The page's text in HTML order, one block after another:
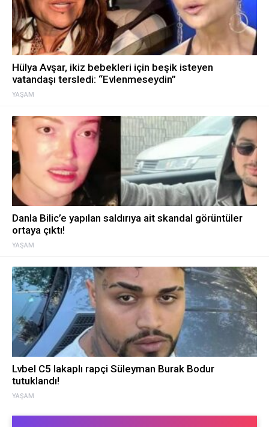
YAŞAM
Hülya Avşar, ikiz bebekleri için beşik isteyen
vatandaşı tersledi: “Evlenmeseydin”
YAŞAM
Danla Bilic’e yapılan saldırıya ait skandal görüntüler
ortaya çıktı!
YAŞAM
Lvbel C5 lakaplı rapçi Süleyman Burak Bodur
tutuklandı!